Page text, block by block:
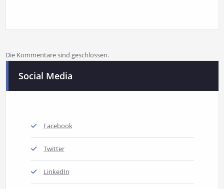
Die Kommentare sind geschlossen.
Social Media
Facebook
Twitter
LinkedIn